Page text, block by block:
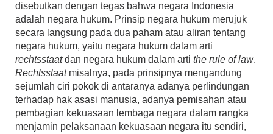
disebutkan dengan tegas bahwa negara Indonesia
adalah negara hukum. Prinsip negara hukum merujuk
secara langsung pada dua paham atau aliran tentang
negara hukum, yaitu negara hukum dalam arti
rechtsstaatdan negara hukum dalam arti the rule of law.
Rechtsstaatmisalnya, pada prinsipnya mengandung
sejumlah ciri pokok di antaranya adanya perlindungan
terhadap hak asasi manusia, adanya pemisahan atau
pembagian kekuasaan lembaga negara dalam rangka
menjamin pelaksanaan kekuasaan negara itu sendiri,